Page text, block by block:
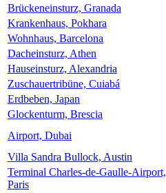
Brückeneinsturz, Granada
Krankenhaus, Pokhara
Wohnhaus, Barcelona
Dacheinsturz, Athen
Hauseinsturz, Alexandria
Zuschauertribüne, Cuiabá
Erdbeben, Japan
Glockenturm, Brescia
Airport, Dubai
Villa Sandra Bullock, Austin
Terminal Charles-de-Gaulle-Airport,
Paris